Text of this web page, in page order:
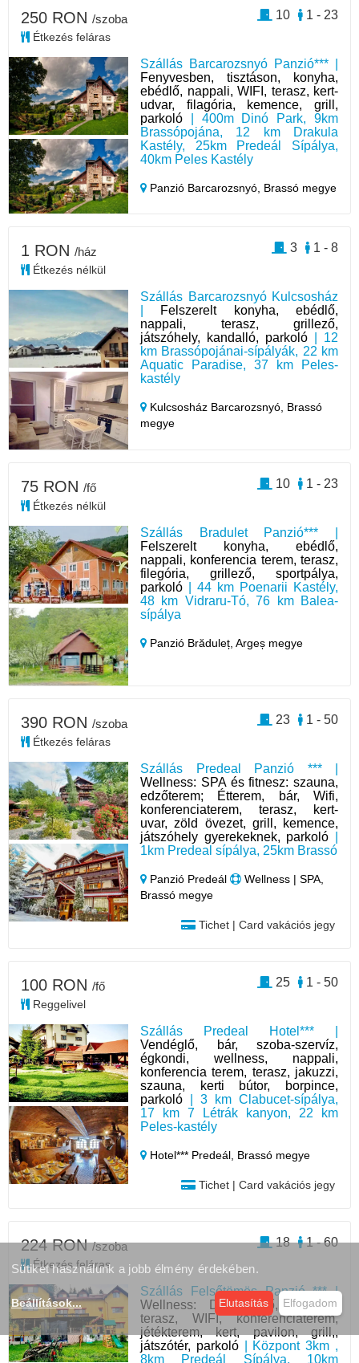
Szállás Barcarozsnyó Panzió*** |
Fenyvesben, tisztáson, konyha,
ebédlő, nappali, WIFI, terasz, kert-
udvar, filagória, kemence, grill,
parkoló | 400m Dinó Park, 9km
Brassópojána, 12 km Drakula
Kastély, 25km Predeál Sípálya,
40km Peles Kastély
Panzió Barcarozsnyó, Brassó megye
250 RON /szoba
Étkezés feláras
1 - 23
10
Szállás Barcarozsnyó Kulcsosház
Felszerelt konyha, ebédlő,
nappali, terasz, grillező,
játszóhely, kandalló, parkoló | 12
km Brassópojánai-sípályák, 22 km
Aquatic Paradise, 37 km Peles-
kastély
Kulcsosház Barcarozsnyó, Brassó
megye
1 RON /ház
Étkezés nélkül
1 - 8
3
Szállás Bradulet Panzió*** |
Felszerelt konyha, ebédlő,
nappali, konferencia terem, terasz,
filegória, grillező, sportpálya,
parkoló | 44 km Poenarii Kastély,
48 km Vidraru-Tó, 76 km Balea-
sípálya
Panzió Brăduleț,Argeș megye
75 RON /fő
Étkezés nélkül
1 - 23
10
Szállás Predeal Panzió *** |
Wellness: SPA és fitnesz: szauna,
edzőterem; Étterem, bár, Wifi,
konferenciaterem, terasz, kert-
uvar, zöld övezet, grill, kemence,
játszóhely gyerekeknek, parkoló
1km Predeal sípálya, 25km Brassó
Panzió Predeál
Wellness | SPA,
Brassó megye
Tichet | Card vakációs jegy
390 RON /szoba
Étkezés feláras
1 - 50
23
Szállás Predeal Hotel*** |
Vendéglő, bár, szoba-szervíz,
égkondi, wellness, nappali,
konferencia terem, terasz, jakuzzi,
szauna, kerti bútor, borpince,
parkoló | 3 km Clabucet-sípálya,
17 km 7 Létrák kanyon, 22 km
Peles-kastély
Hotel*** Predeál, Brassó megye
Tichet | Card vakációs jegy
100 RON /fő
Reggelivel
1 - 50
25
Szállás Felsőtömös Panzió *** |
Wellness: Dézsafürdő, Étterem,
terasz, WIFI, konferenciaterem,
jétékterem, kert, pavilon, grill,,
játszótér, parkoló| Központ 3km ,
8km Predeál Sípálya, 10km
224 RON/szoba
Étkezés feláras
1 - 60
18
Sütiket használunk a jobb élmény érdekében.
Beállítások... Elutasítás Elfogadom